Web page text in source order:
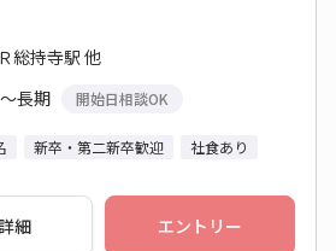
総持寺駅 他
長期
開始日相談OK
新卒・第二新卒歓迎 社食あり
細 エントリー